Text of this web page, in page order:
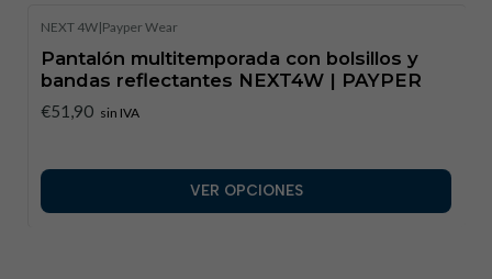
entornos controlados.
NEXT 4W|Payper Wear
Pantalón multitemporada con bolsillos y
bandas reflectantes NEXT4W | PAYPER
€51,90 sin IVA
VER OPCIONES